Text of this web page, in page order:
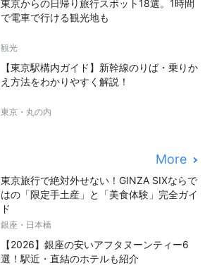
東京からの日帰り旅行スポット18選。1時間
で電車で行ける観光地も
観光
【東京駅構内ガイド】新幹線のりば・乗りか
え方法をわかりやすく解説！
東京・丸の内
More
東京旅行で絶対外せない！GINZA SIXならで
はの「限定手土産」と「美食体験」完全ガイ
ド
銀座・日本橋
【2026】銀座の安いアフタヌーンティー6
選！駅近・直結のホテルも紹介